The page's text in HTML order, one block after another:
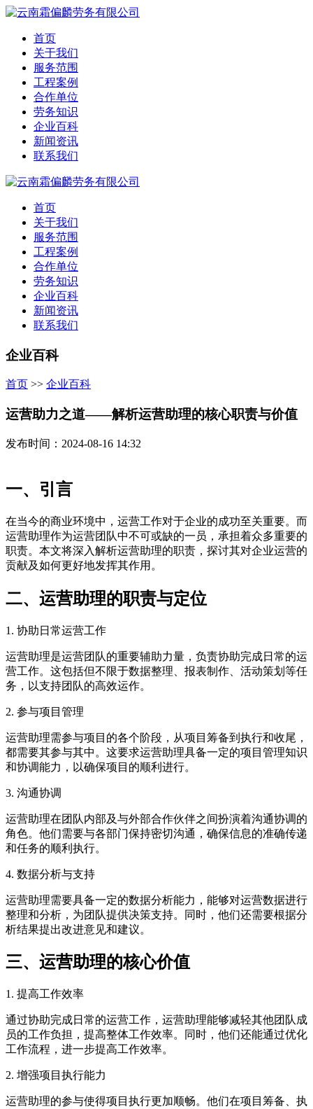
首页
关于我们
服务范围
工程案例
合作单位
劳务知识
企业百科
新闻资讯
联系我们
首页
关于我们
服务范围
工程案例
合作单位
劳务知识
企业百科
新闻资讯
联系我们
企业百科
首页 >> 企业百科
运营助力之道——解析运营助理的核心职责与价值
发布时间：2024-08-16 14:32
一、引言
在当今的商业环境中，运营工作对于企业的成功至关重要。而
运营助理作为运营团队中不可或缺的一员，承担着众多重要的
职责。本文将深入解析运营助理的职责，探讨其对企业运营的
贡献及如何更好地发挥其作用。
二、运营助理的职责与定位
1. 协助日常运营工作
运营助理是运营团队的重要辅助力量，负责协助完成日常的运
营工作。这包括但不限于数据整理、报表制作、活动策划等任
务，以支持团队的高效运作。
2. 参与项目管理
运营助理需参与项目的各个阶段，从项目筹备到执行和收尾，
都需要其参与其中。这要求运营助理具备一定的项目管理知识
和协调能力，以确保项目的顺利进行。
3. 沟通协调
运营助理在团队内部及与外部合作伙伴之间扮演着沟通协调的
角色。他们需要与各部门保持密切沟通，确保信息的准确传递
和任务的顺利执行。
4. 数据分析与支持
运营助理需要具备一定的数据分析能力，能够对运营数据进行
整理和分析，为团队提供决策支持。同时，他们还需要根据分
析结果提出改进意见和建议。
三、运营助理的核心价值
1. 提高工作效率
通过协助完成日常的运营工作，运营助理能够减轻其他团队成
员的工作负担，提高整体工作效率。同时，他们还能通过优化
工作流程，进一步提高工作效率。
2. 增强项目执行能力
运营助理的参与使得项目执行更加顺畅。他们在项目筹备、执